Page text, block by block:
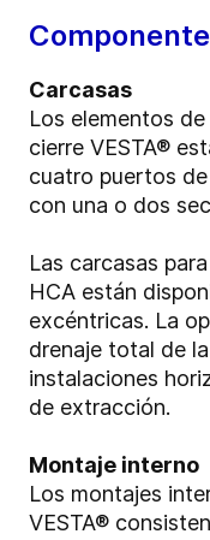
Carcasas
Los elementos
cierre VESTA®
cuatro puertos
con una o dos
Las carcasas
HCA están
excéntricas. La
drenaje total de
instalaciones
de extracción.
Montaje interno
Los montajes
VESTA®